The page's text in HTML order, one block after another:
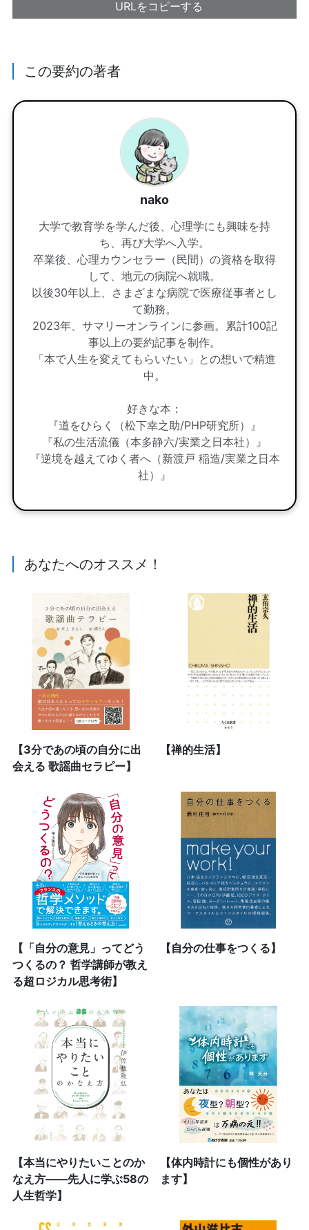
URLをコピーする
この要約の著者
nako
大学で教育学を学んだ後、心理学にも興味を持
ち、再び大学へ入学。
卒業後、心理カウンセラー（民間）の資格を取得
して、地元の病院へ就職。
以後30年以上、さまざまな病院で医療従事者とし
て勤務。
2023年、サマリーオンラインに参画。累計100記
事以上の要約記事を制作。
「本で人生を変えてもらいたい」との想いで精進
中。
好きな本：
『道をひらく（松下幸之助/PHP研究所）』
『私の生活流儀（本多静六/実業之日本社）』
『逆境を越えてゆく者へ（新渡戸 稲造/実業之日本
社）』
あなたへのオススメ！
【3分であの頃の自分に出
会える 歌謡曲セラピー】
【禅的生活】
【「自分の意見」ってどう
つくるの？ 哲学講師が教え
る超ロジカル思考術】
【自分の仕事をつくる】
【本当にやりたいことのか
なえ方――先人に学ぶ58の
人生哲学】
【体内時計にも個性があり
ます】